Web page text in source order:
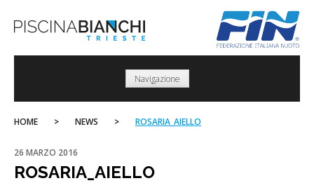
to
Navigazione
HOME > NEWS > ROSARIA_AIELLO
26 MARZO 2016
ROSARIA_AIELLO